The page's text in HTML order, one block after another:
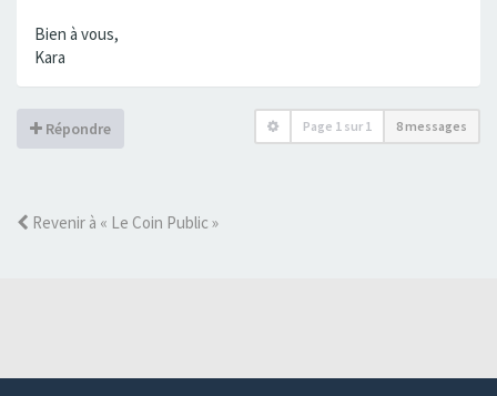
Bien à vous,
Kara
Répondre Page 1 sur 1 8 messages
Revenir à « Le Coin Public »